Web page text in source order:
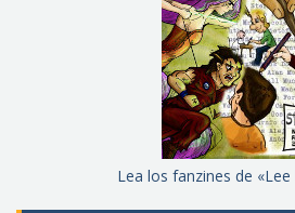
Lea los fanzines de